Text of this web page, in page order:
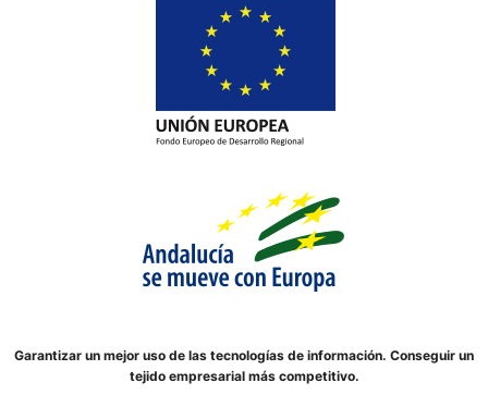
Garantizar un mejor uso de las tecnologías de información. Conseguir un
tejido empresarial más competitivo.